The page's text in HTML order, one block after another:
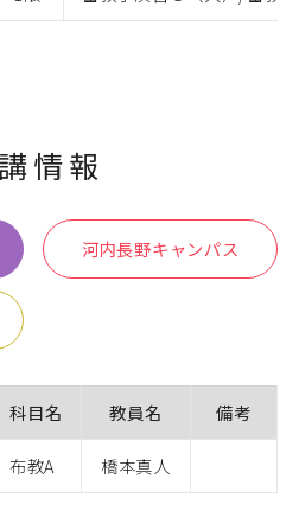
情報
河内長野キャンパス
科目名 教員名 備考
布教A 橋本真人